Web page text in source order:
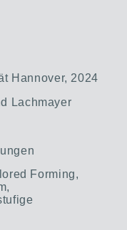
Hannover, 2024
Lachmayer
Forming,